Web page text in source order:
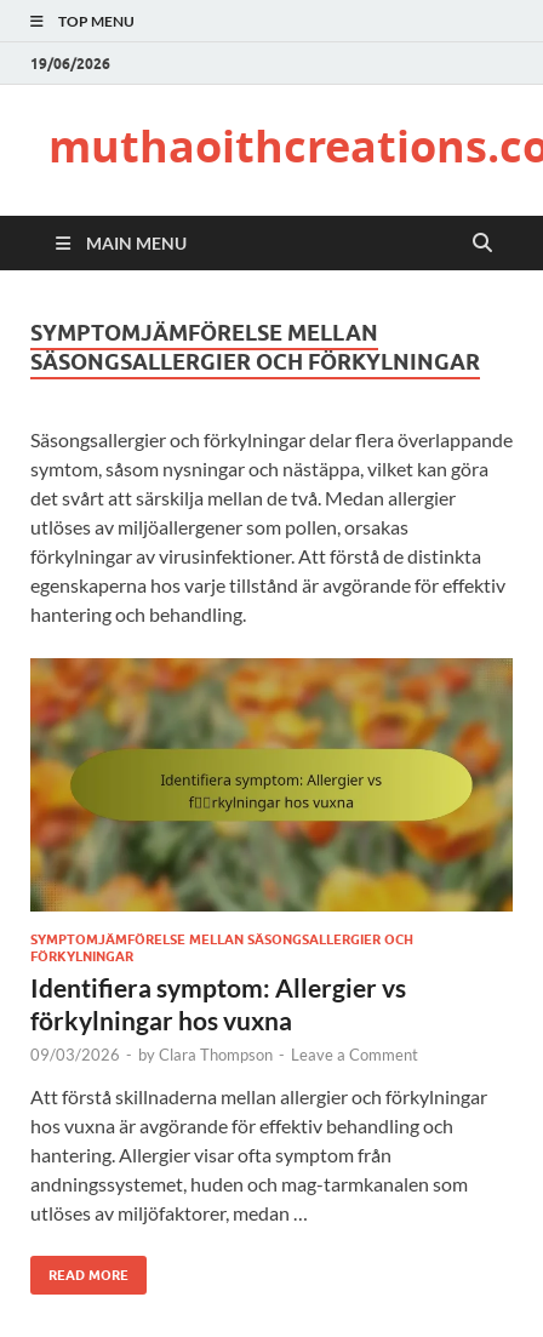
TOP MENU
19/06/2026
MAIN MENU
SYMPTOMJÄMFÖRELSE MELLAN
SÄSONGSALLERGIER OCH FÖRKYLNINGAR
Säsongsallergier och förkylningar delar flera överlappande
symtom, såsom nysningar och nästäppa, vilket kan göra
det svårt att särskilja mellan de två. Medan allergier
utlöses av miljöallergener som pollen, orsakas
förkylningar av virusinfektioner. Att förstå de distinkta
egenskaperna hos varje tillstånd är avgörande för effektiv
hantering och behandling.
SYMPTOMJÄMFÖRELSE MELLAN SÄSONGSALLERGIER OCH
FÖRKYLNINGAR
Identifiera symptom: Allergier vs
förkylningar hos vuxna
09/03/2026 - byClara Thompson - Leave a Comment
Att förstå skillnaderna mellan allergier och förkylningar
hos vuxna är avgörande för effektiv behandling och
hantering. Allergier visar ofta symptom från
andningssystemet, huden och mag-tarmkanalen som
utlöses av miljöfaktorer, medan …
READ MORE